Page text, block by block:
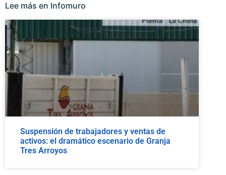
Lee más en Infomuro
Suspensión de trabajadores y ventas de
activos: el dramático escenario de Granja
Tres Arroyos